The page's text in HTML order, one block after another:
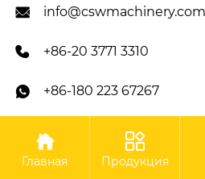
 info@cswmachinery.com
 +86-20 3771 3310
 +86-180 223 67267
Авторское право©OOO
Limited

Главная

Продукция